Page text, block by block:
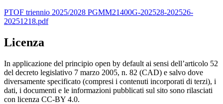
PTOF triennio 2025/2028 PGMM21400G-202528-202526-
20251218.pdf
Licenza
In applicazione del principio open by default ai sensi dell’articolo 52
del decreto legislativo 7 marzo 2005, n. 82 (CAD) e salvo dove
diversamente specificato (compresi i contenuti incorporati di terzi), i
dati, i documenti e le informazioni pubblicati sul sito sono rilasciati
con licenza CC-BY 4.0.